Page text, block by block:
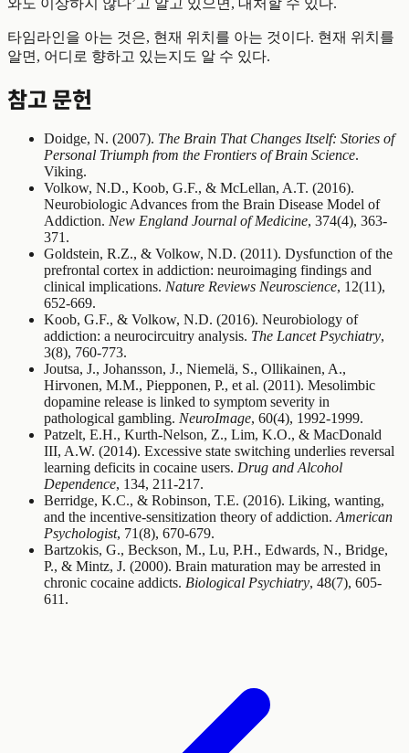
와도 이상하지 않다’고 알고 있으면, 대처할 수 있다.
타임라인을 아는 것은, 현재 위치를 아는 것이다. 현재 위치를
알면, 어디로 향하고 있는지도 알 수 있다.
참고 문헌
Doidge, N. (2007). The Brain That Changes Itself: Stories of
Personal Triumph from the Frontiers of Brain Science.
Viking.
Volkow, N.D., Koob, G.F., & McLellan, A.T. (2016).
Neurobiologic Advances from the Brain Disease Model of
Addiction. New England Journal of Medicine, 374(4), 363-
371.
Goldstein, R.Z., & Volkow, N.D. (2011). Dysfunction of the
prefrontal cortex in addiction: neuroimaging findings and
clinical implications. Nature Reviews Neuroscience, 12(11),
652-669.
Koob, G.F., & Volkow, N.D. (2016). Neurobiology of
addiction: a neurocircuitry analysis. The Lancet Psychiatry,
3(8), 760-773.
Joutsa, J., Johansson, J., Niemelä, S., Ollikainen, A.,
Hirvonen, M.M., Piepponen, P., et al. (2011). Mesolimbic
dopamine release is linked to symptom severity in
pathological gambling. NeuroImage, 60(4), 1992-1999.
Patzelt, E.H., Kurth-Nelson, Z., Lim, K.O., & MacDonald
III, A.W. (2014). Excessive state switching underlies reversal
learning deficits in cocaine users. Drug and Alcohol
Dependence, 134, 211-217.
Berridge, K.C., & Robinson, T.E. (2016). Liking, wanting,
and the incentive-sensitization theory of addiction. American
Psychologist, 71(8), 670-679.
Bartzokis, G., Beckson, M., Lu, P.H., Edwards, N., Bridge,
P., & Mintz, J. (2000). Brain maturation may be arrested in
chronic cocaine addicts. Biological Psychiatry, 48(7), 605-
611.